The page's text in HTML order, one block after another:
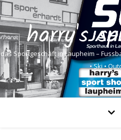
harry's
das Sportgeschäft in Laupheim –
• Ski •